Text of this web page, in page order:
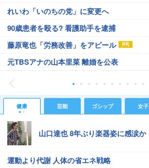
れいわ「いのちの党」に変更へ
90歳患者を殴る? 看護助手を逮捕
藤原竜也「労務改善」をアピール
元TBSアナの山本里菜 離婚を公表
健康 芸能 ゴシップ 女子
山口達也 8年ぶり楽器姿に感涙か
運動より代謝 人体の省エネ戦略